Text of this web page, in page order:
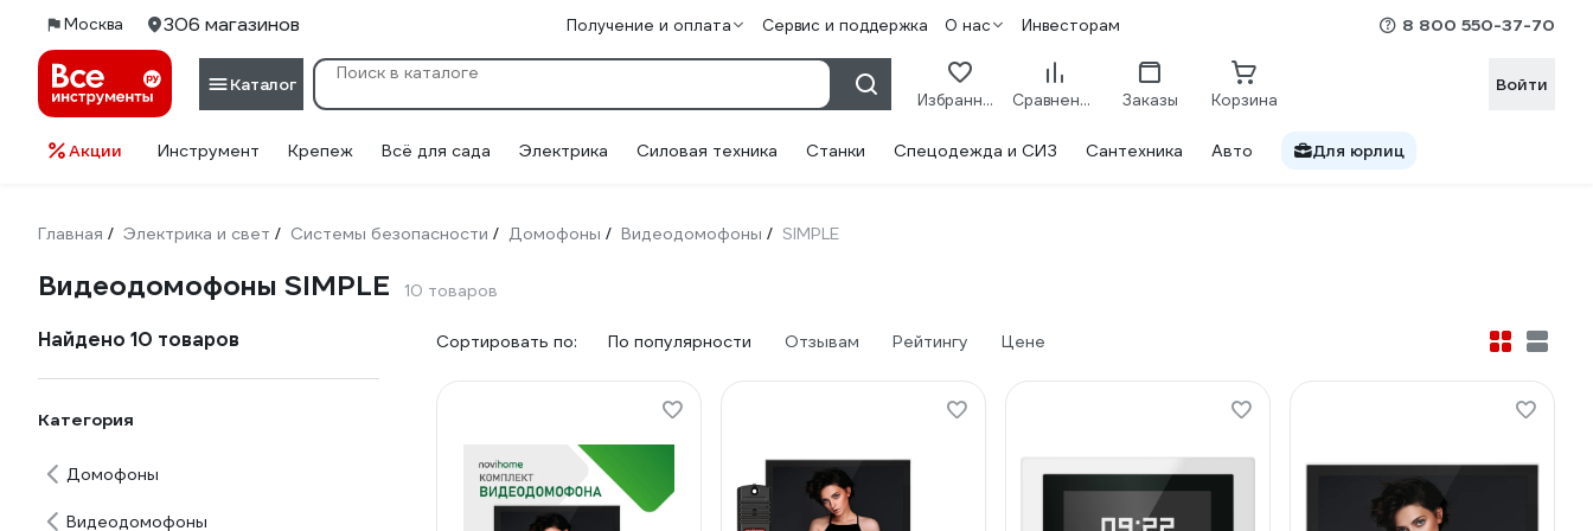
Москва 306 магазинов Получение и оплата Сервис и поддержка О нас Инвесторам 8 800 550-37-70
Каталог
Избранное Сравнение Заказы Корзина
Войти
Акции Инструмент Крепеж Всё для сада Электрика Силовая техника Станки Спецодежда и СИЗ Сантехника Авто Для юрлиц
Главная / Электрика и свет / Системы безопасности / Домофоны / Видеодомофоны / SIMPLE
Видеодомофоны SIMPLE 10 товаров
Найдено 10 товаров
Категория
Домофоны
Видеодомофоны
Сортировать по: По популярности Отзывам Рейтингу Цене